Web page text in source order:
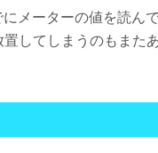
メーターの値を読ん
してしまうのもまた